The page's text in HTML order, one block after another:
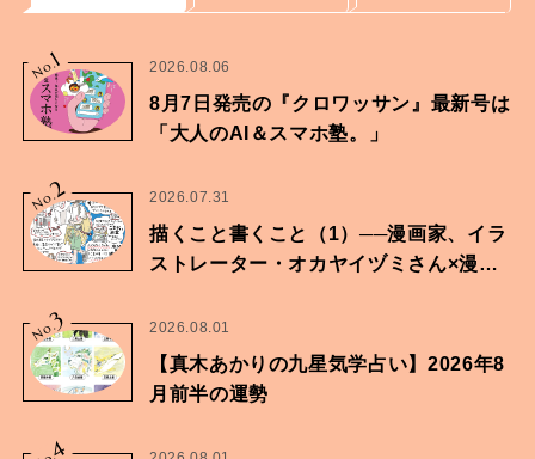
No.
1 2026.08.06
8月7日発売の『クロワッサン』最新号は
「大人のAI＆スマホ塾。」
No.2 2026.07.31
描くこと書くこと（1）──漫画家、イラ
ストレーター・オカヤイヅミさん×漫画
No.
3 2026.08.01
【真木あかりの九星気学占い】2026年8
月前半の運勢
4